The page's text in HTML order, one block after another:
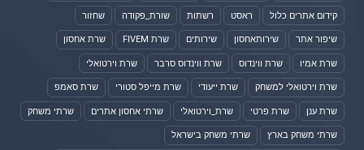
קידום אתרים כלול ראסט רשתות שורת_פקודה שחזור
שיפור אתר שירותאחסון שירותים שרת FIVEM שרת אחסון
שרת אמיו שרת ווינדוס שרת ווינדוס סרבר שרת וירטואלי
שרת וירטואלי למשחק שרת ייעודי שרת מייפל סטורי שרת סאמפ
שרת ענן שרת פרטי שרת_וירטואלי שרתי אחסון אתרים שרתי משחק
שרתי משחק בארץ שרתי משחק בישראל